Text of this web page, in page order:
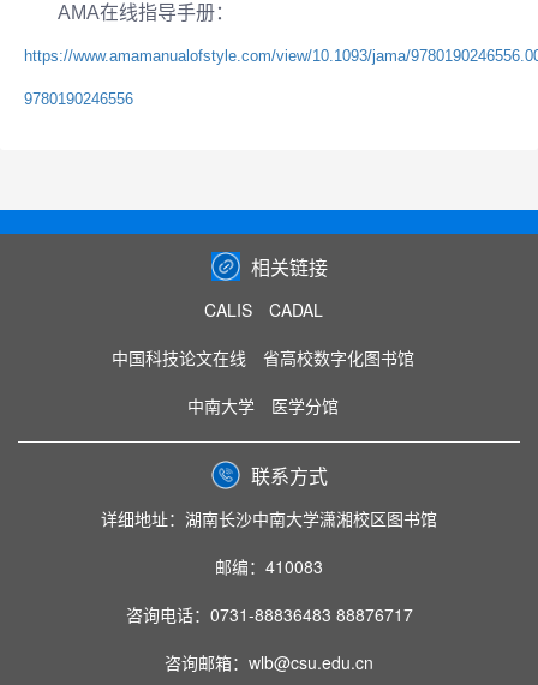
AMA在线指导手册：
https://www.amamanualofstyle.com/view/10.1093/jama/
9780190246556
相关链接
CALIS
CADAL
中国科技论文在线
省高校数字化图书馆
中南大学
医学分馆
联系方式
详细地址：湖南长沙中南大学潇湘校区图书馆
邮编：410083
咨询电话：0731-88836483 88876717
咨询邮箱：wlb@csu.edu.cn